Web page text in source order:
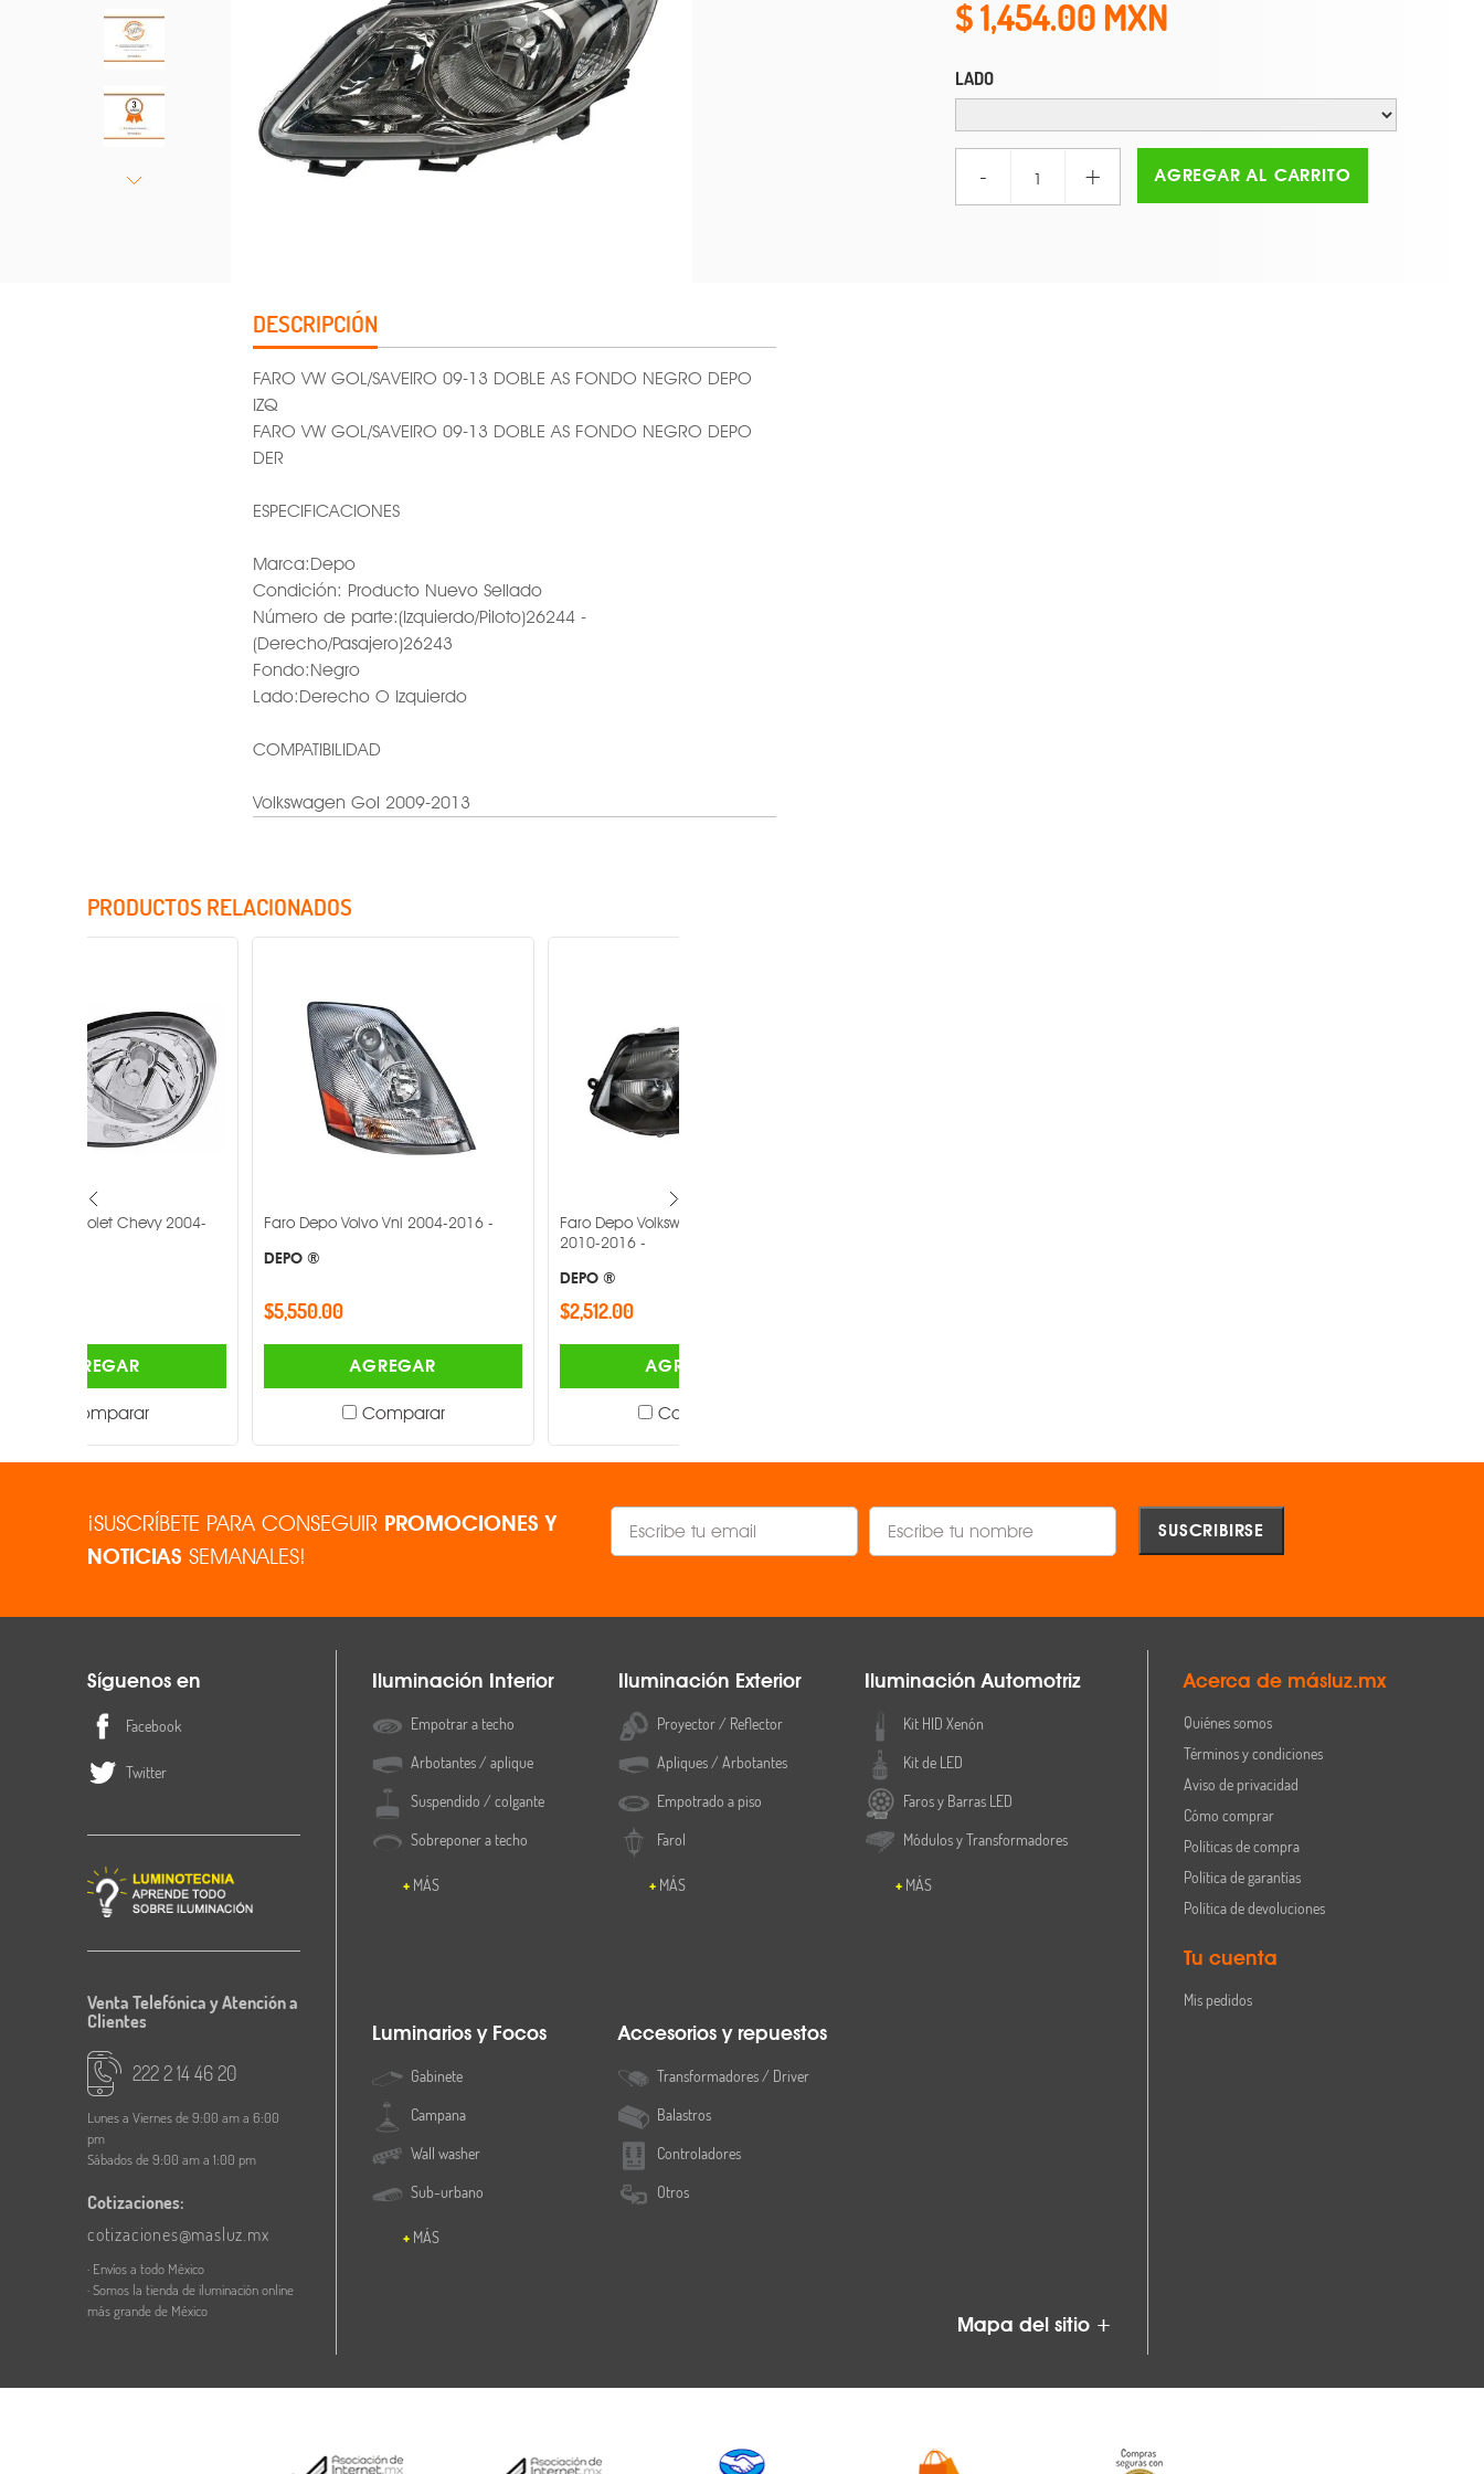
1,454.00
LADO
- + AGREGAR AL CARRITO
DESCRIPCIÓN
FARO VW GOL/SAVEIRO 09-13 DOBLE AS FONDO NEGRO DEPO
IZQ
FARO VW GOL/SAVEIRO 09-13 DOBLE AS FONDO NEGRO DEPO
DER
ESPECIFICACIONES
Marca:Depo
Condición: Producto Nuevo Sellado
Número de parte:(Izquierdo/Piloto)26244 -
(Derecho/Pasajero)26243
Fondo:Negro
Lado:Derecho O Izquierdo
COMPATIBILIDAD
Volkswagen Gol 2009-2013
PRODUCTOS RELACIONADOS
Faro Depo Volvo Vnl 2004-2016 -
Faro Depo Volkswagen Transporter
¡SUSCRÍBETE PARA CONSEGUIR PROMOCIONES Y
NOTICIAS SEMANALES!
Síguenos en
Facebook
Twitter
Venta Telefónica y Atención a
Clientes
222 2 14 46 20
Lunes a Viernes de 9:00 am a 6:00
pm
Sábados de 9:00 am a 1:00 pm
Cotizaciones:
cotizaciones@masluz.mx
· Envíos a todo México
· Somos la tienda de iluminación online
más grande de México
Iluminación Interior
Empotrar a techo
Arbotantes / aplique
Suspendido / colgante
Sobreponer a techo
MÁS
Iluminación Exterior
Proyector / Reflector
Apliques / Arbotantes
Empotrado a piso
Farol
MÁS
Iluminación Automotriz
Kit HID Xenón
Kit de LED
Faros y Barras LED
Módulos y Transformadores
MÁS
Luminarios y Focos
Gabinete
Campana
Wall washer
Sub-urbano
MÁS
Accesorios y repuestos
Transformadores / Driver
Balastros
Controladores
Otros
Mapa del sitio +
Acerca de másluz.mx
Quiénes somos
Términos y condiciones
Aviso de privacidad
Cómo comprar
Políticas de compra
Política de garantías
Política de devoluciones
Tu cuenta
Mis pedidos